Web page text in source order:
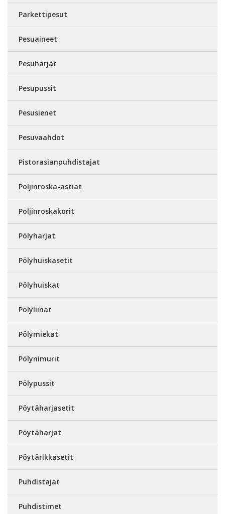
Parkettipesut
Pesuaineet
Pesuharjat
Pesupussit
Pesusienet
Pesuvaahdot
Pistorasianpuhdistajat
Poljinroska-astiat
Poljinroskakorit
Pölyharjat
Pölyhuiskasetit
Pölyhuiskat
Pölyliinat
Pölymiekat
Pölynimurit
Pölypussit
Pöytäharjasetit
Pöytäharjat
Pöytärikkasetit
Puhdistajat
Puhdistimet